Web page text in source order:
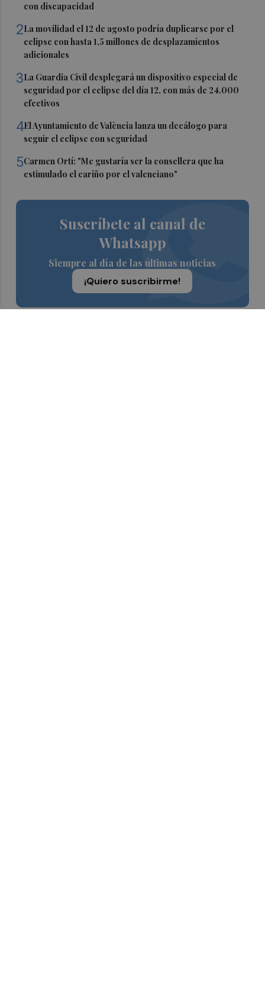
con discapacidad
2La movilidad el 12 de agosto podría duplicarse por el
eclipse con hasta 1,5 millones de desplazamientos
adicionales
3La Guardia Civil desplegará un dispositivo especial de
seguridad por el eclipse del día 12, con más de 24.000
efectivos
4El Ayuntamiento de València lanza un decálogo para
seguir el eclipse con seguridad
5Carmen Ortí: "Me gustaría ser la consellera que ha
estimulado el cariño por el valenciano"
Suscríbete al canal de
Whatsapp
Siempre al día de las últimas noticias
¡Quiero suscribirme!